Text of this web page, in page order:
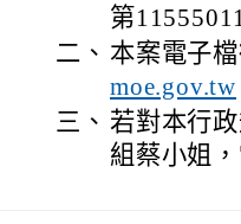
第
二、 本案電子
moe.gov.tw
三、 若對本行
組蔡小姐